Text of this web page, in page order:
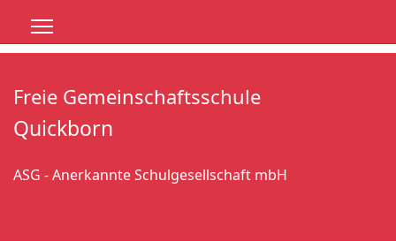
Freie Gemeinschaftsschule
Quickborn
ASG - Anerkannte Schulgesellschaft mbH